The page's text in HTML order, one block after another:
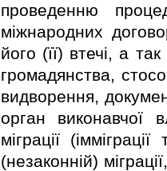
проведенню
мiжнародних
його (її) втечi, а
громадянства,
видворення,
орган
мiграцiї (iммiграцiї
(незаконнiй)